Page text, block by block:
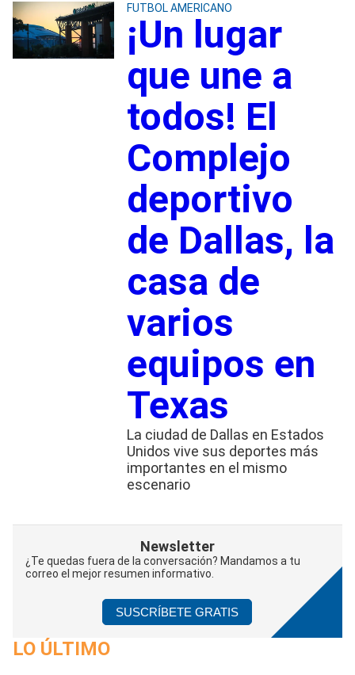
FUTBOL AMERICANO
¡Un lugar
que une a
todos! El
Complejo
deportivo
de Dallas, la
casa de
varios
equipos en
Texas
La ciudad de Dallas en Estados
Unidos vive sus deportes más
importantes en el mismo
escenario
Newsletter
¿Te quedas fuera de la conversación? Mandamos a tu
correo el mejor resumen informativo.
SUSCRÍBETE GRATIS
LO ÚLTIMO